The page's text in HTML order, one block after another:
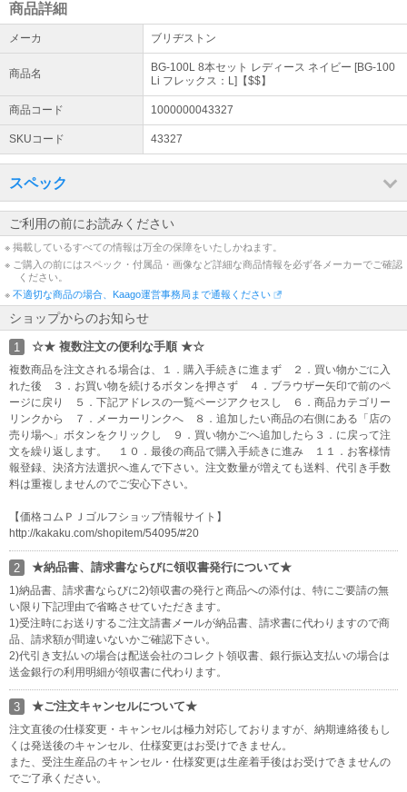
する場合もございます。また、一旦メーカーへ受注生産依頼をかけ
ますと納品前でもスペック変更、キャンセルができませんのでご了
承下さい。
★ 画像表示について ★
画像は代表につき、番手、ロフト、左右、カラーがタイトル品番と
違う場合もございます。 画像が違う場合や未掲載でもご指定スペッ
クで手配させていただきますのでご安心ください。
☆ 品番表示について ☆
品番後ろ【 】内の符号は単なる弊店の製品識別区分です。 品質・仕
様には関係ございませんのでお気になさらないで下さい。
商品詳細
メーカ ブリヂストン
商品名
BG-100L 8本セット レディース ネイビー [BG-100
Li フレックス：L]【$$】
商品コード 1000000043327
SKUコード 43327
スペック
ご利用の前にお読みください
※ 掲載しているすべての情報は万全の保障をいたしかねます。
※ ご購入の前にはスペック・付属品・画像など詳細な商品情報を必ず各メーカーでご確認
ください。
※ 不適切な商品の場合、Kaago運営事務局まで通報ください
ショップからのお知らせ
1 ☆★ 複数注文の便利な手順 ★☆
複数商品を注文される場合は、１．購入手続きに進まず ２．買い物かごに入
れた後 ３．お買い物を続けるボタンを押さず ４．ブラウザー矢印で前のペ
ージに戻り ５．下記アドレスの一覧ページアクセスし ６．商品カテゴリー
リンクから ７．メーカーリンクへ ８．追加したい商品の右側にある「店の
売り場へ」ボタンをクリックし ９．買い物かごへ追加したら３．に戻って注
文を繰り返します。 １０．最後の商品で購入手続きに進み １１．お客様情
報登録、決済方法選択へ進んで下さい。注文数量が増えても送料、代引き手数
料は重複しませんのでご安心下さい。
【価格コムＰＪゴルフショップ情報サイト】
http://kakaku.com/shopitem/54095/#20
2 ★納品書、請求書ならびに領収書発行について★
1)納品書、請求書ならびに2)領収書の発行と商品への添付は、特にご要請の無
い限り下記理由で省略させていただきます。
1)受注時にお送りするご注文請書メールが納品書、請求書に代わりますので商
品、請求額が間違いないかご確認下さい。
2)代引き支払いの場合は配送会社のコレクト領収書、銀行振込支払いの場合は
送金銀行の利用明細が領収書に代わります。
3 ★ご注文キャンセルについて★
注文直後の仕様変更・キャンセルは極力対応しておりますが、納期連絡後もし
くは発送後のキャンセル、仕様変更はお受けできません。
また、受注生産品のキャンセル・仕様変更は生産着手後はお受けできませんの
でご了承ください。